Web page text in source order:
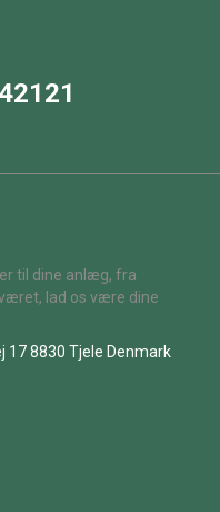
til dine anlæg, fra
lad os være dine
17 8830 Tjele Denmark